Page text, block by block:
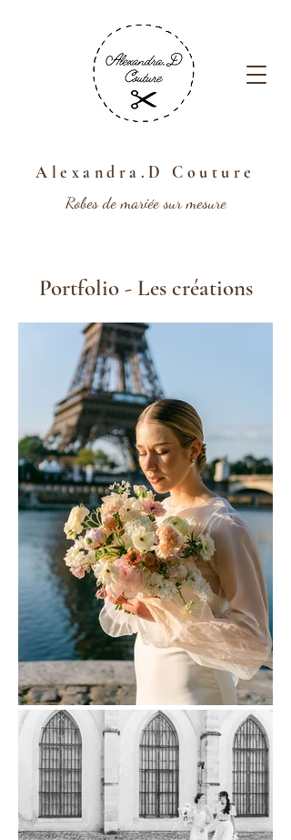
Alexandra.D Couture
Robes de mariée sur mesure
Portfolio - Les créations